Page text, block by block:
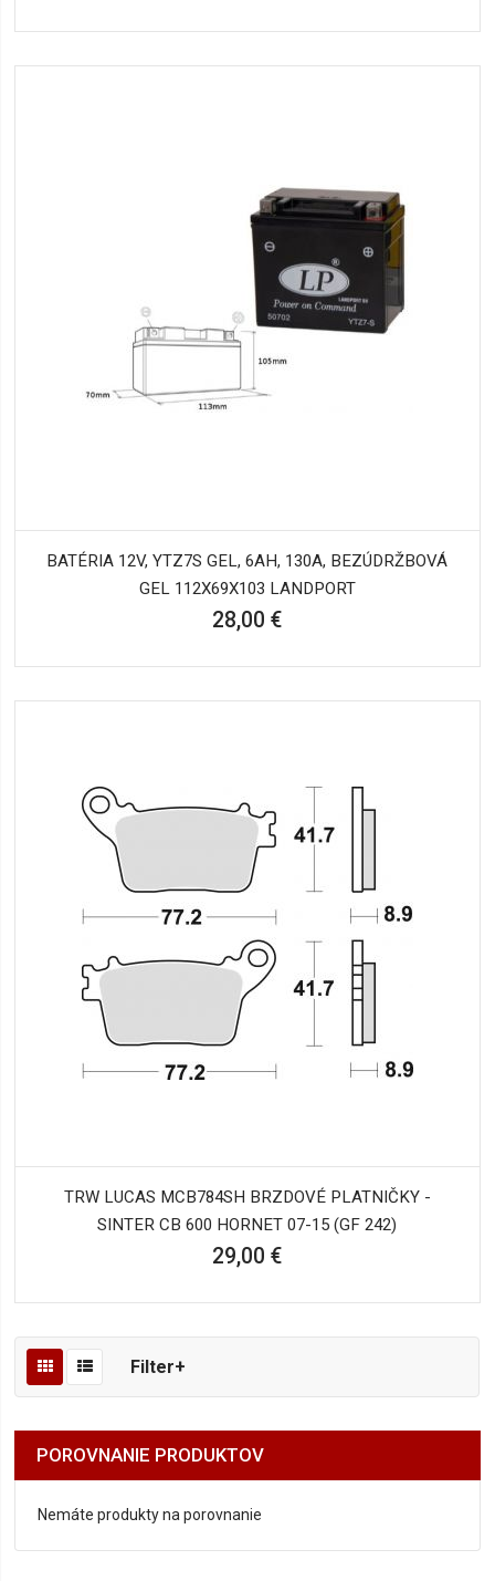
BATÉRIA 12V, YTZ7S GEL, 6AH, 130A, BEZÚDRŽBOVÁ
GEL 112X69X103 LANDPORT
28,00 €
TRW LUCAS MCB784SH BRZDOVÉ PLATNIČKY -
SINTER CB 600 HORNET 07-15 (GF 242)
29,00 €
Filter+
POROVNANIE PRODUKTOV
Nemáte produkty na porovnanie